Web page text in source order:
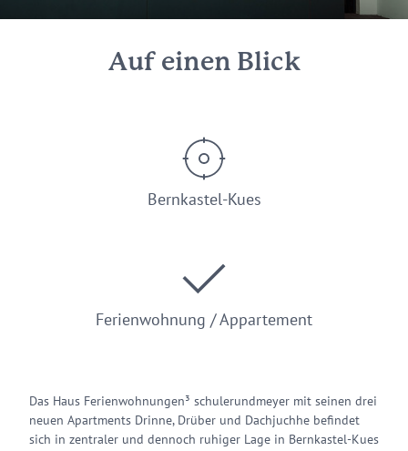
Auf einen Blick
Bernkastel-Kues
Ferienwohnung / Appartement
Das Haus Ferienwohnungen³ schulerundmeyer mit seinen drei
neuen Apartments Drinne, Drüber und Dachjuchhe befindet
sich in zentraler und dennoch ruhiger Lage in Bernkastel-Kues